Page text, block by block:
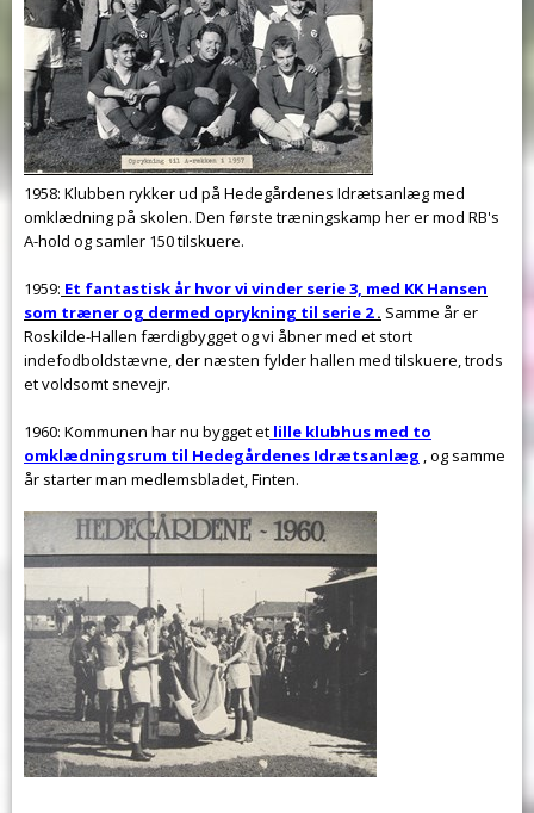
1958: Klubben rykker ud på Hedegårdenes Idrætsanlæg med
omklædning på skolen. Den første træningskamp her er mod RB's
A-hold og samler 150 tilskuere.
1959: Et fantastisk år hvor vi vinder serie 3, med KK Hansen
som træner og dermed oprykning til serie 2. Samme år er
Roskilde-Hallen færdigbygget og vi åbner med et stort
indefodboldstævne, der næsten fylder hallen med tilskuere, trods
et voldsomt snevejr.
1960: Kommunen har nu bygget et lille klubhus med to
omklædningsrum til Hedegårdenes Idrætsanlæg , og samme
år starter man medlemsbladet, Finten.